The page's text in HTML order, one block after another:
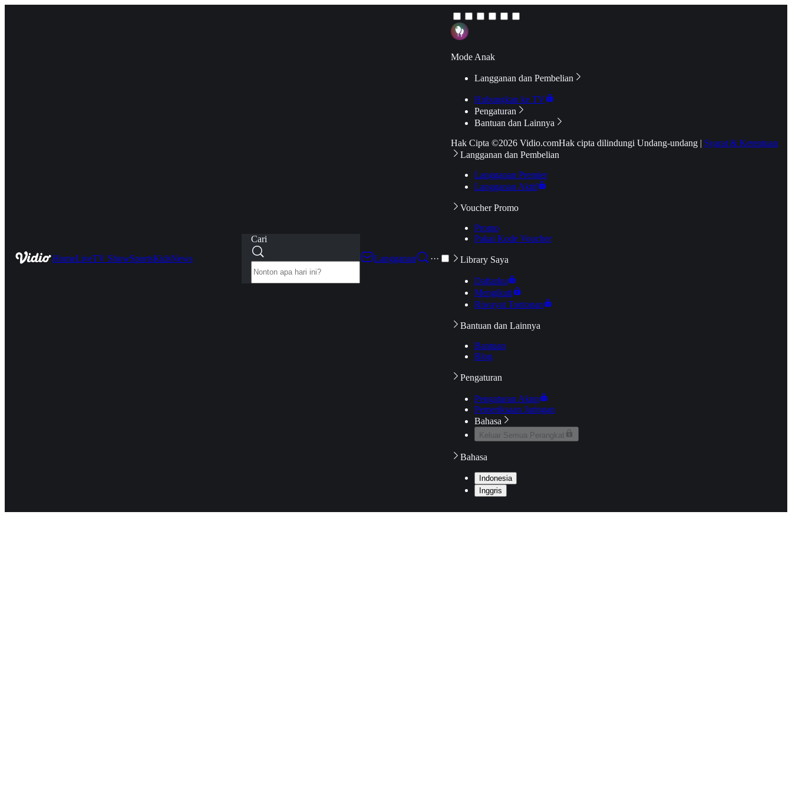
HomeLiveTV ShowSportsKidsNews
Cari
Langganan
···
Mode Anak
Langganan dan Pembelian
Hubungkan ke TV
Pengaturan
Bantuan dan Lainnya
Hak Cipta ©2026 Vidio.comHak cipta dilindungi Undang-undang | Syarat & Ketentuan
Langganan dan Pembelian
Langganan Premier
Langganan Aktif
Voucher Promo
Promo
Pakai Kode Voucher
Library Saya
Daftarku
Mengikuti
Riwayat Tontonan
Bantuan dan Lainnya
Bantuan
Blog
Pengaturan
Pengaturan Akun
Pemeriksaan Jaringan
Bahasa
Keluar Semua Perangkat
Bahasa
Indonesia
Inggris